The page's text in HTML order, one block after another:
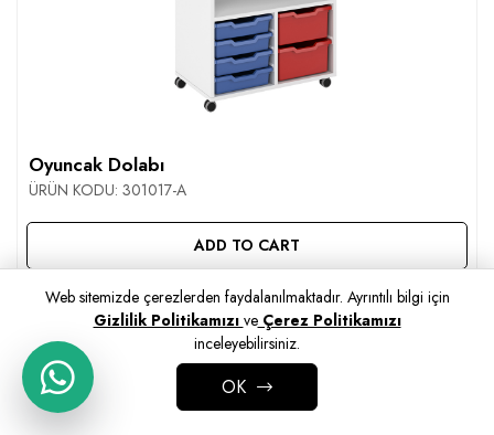
Oyuncak Dolabı
ÜRÜN KODU: 301017-A
ADD TO CART
Web sitemizde çerezlerden faydalanılmaktadır. Ayrıntılı bilgi için
Gizlilik Politikamızı veÇerez Politikamızı
inceleyebilirsiniz.
OK